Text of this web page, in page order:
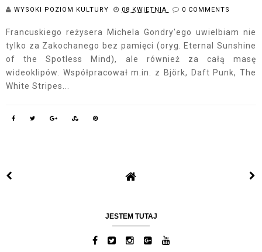
WYSOKI POZIOM KULTURY 08 KWIETNIA 0 COMMENTS
Francuskiego reżysera Michela Gondry'ego uwielbiam nie
tylko za Zakochanego bez pamięci (oryg. Eternal Sunshine
of the Spotless Mind), ale również za całą masę
wideoklipów. Współpracował m.in. z Björk, Daft Punk, The
White Stripes...
JESTEM TUTAJ